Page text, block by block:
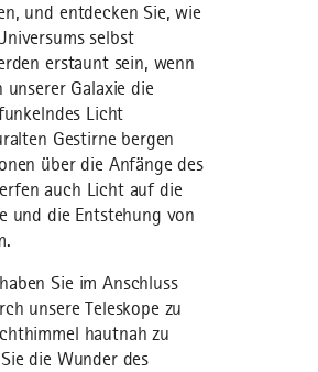
und entdecken Sie, wie
selbst
erstaunt sein, wenn
Galaxie die
Licht
Gestirne bergen
über die Anfänge des
auch Licht auf die
und die Entstehung von
Sie im Anschluss
unsere Teleskope zu
hautnah zu
die Wunder des